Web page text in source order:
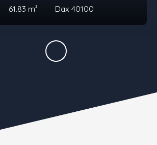
61.83 m² Dax 40100